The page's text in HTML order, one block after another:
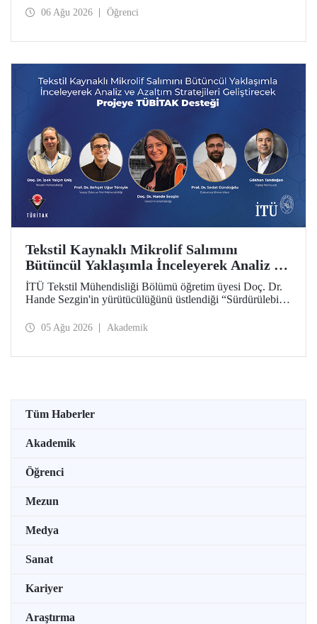
Temmuz tarihlerinde ABD’de dünyanın önde gelen
06 Ağu 2026 Öğrenci
Tekstil Kaynaklı Mikrolif Salımını
Bütüncül Yaklaşımla İnceleyerek Analiz ve
Azaltım Stratejileri Geliştirecek Projeye
TÜBİTAK Desteği
İTÜ Tekstil Mühendisliği Bölümü öğretim üyesi Doç. Dr.
Hande Sezgin'in yürütücülüğünü üstlendiği “Sürdürülebilir
Koşullarına Bağlı Mikrolif Salımı: Aşınma, UV Maruziyeti
05 Ağu 2026 Akademik
Tüm Haberler
Akademik
Öğrenci
Mezun
Medya
Sanat
Kariyer
Araştırma